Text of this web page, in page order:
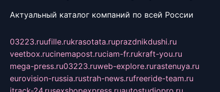
Актуальный каталог компаний по всей России
03223.ruufille.rukrasotata.ruprazdnikdushi.ru
veetbox.rucinemapost.ruciam-fr.rukraft-you.ru
mega-press.ru03223.ruweb-explore.rurastenuya.ru
eurovision-russia.rustrah-news.rufreeride-team.ru